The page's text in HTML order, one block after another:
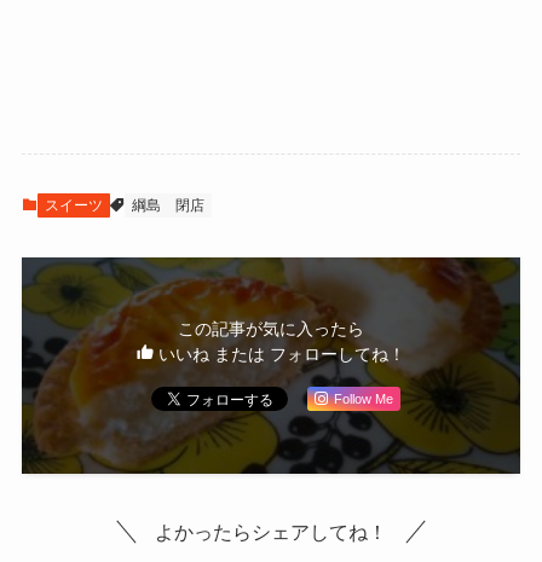
スイーツ 綱島 閉店
この記事が気に入ったら
いいね または フォローしてね！
Follow Me
よかったらシェアしてね！